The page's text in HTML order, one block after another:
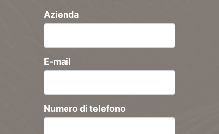
Azienda
E-mail
Numero di telefono